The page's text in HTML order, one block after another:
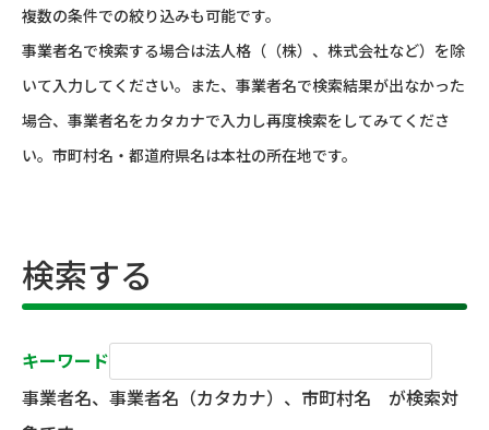
複数の条件での絞り込みも可能です。
事業者名で検索する場合は法人格（（株）、株式会社など）を除
いて入力してください。また、事業者名で検索結果が出なかった
場合、事業者名をカタカナで入力し再度検索をしてみてくださ
い。市町村名・都道府県名は本社の所在地です。
検索する
キーワード
事業者名、事業者名（カタカナ）、市町村名 が検索対